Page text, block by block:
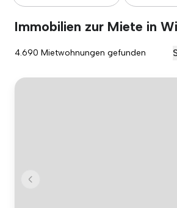
Immobilien zur Miete in
4.690 Mietwohnungen gefunden